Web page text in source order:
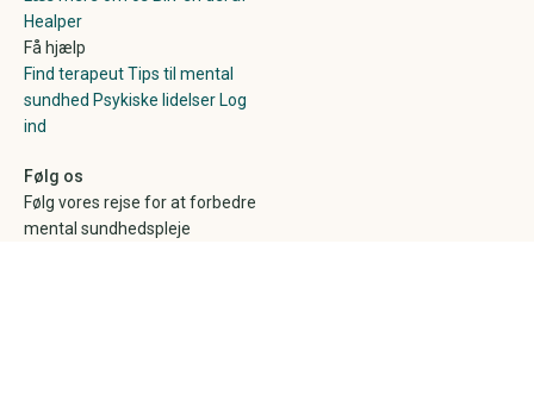
Healper
Få hjælp
Find terapeutTips til mental
sundhed Psykiske lidelser Log
ind
Følg os
Følg vores rejse for at forbedre
mental sundhedspleje